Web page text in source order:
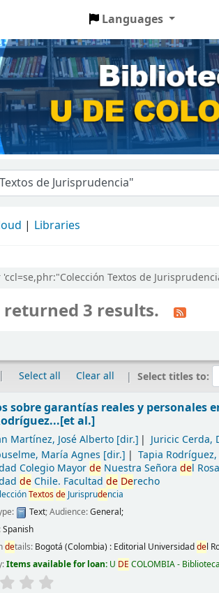
Languages
Libraries
Textos de
returned 3 results.
Select all Clear all Select titles to:
sobre garantías reales y
al.]
Martínez, José Alberto[dir.] Juricic Cerda,
María Agnes [dir.] Tapia
Colegio Mayorde Nuestra Señoradel
deChile. Facultadde Derecho
Textosde Jurisprudencia
Text; Audience:General;
Spanish
details: Bogotá (Colombia) : Editorial Universidaddel
Items available for loan: U DE COLOMBIA - Biblioteca